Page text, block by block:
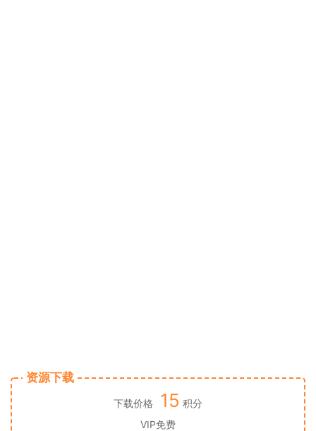
资源下载
下载价格 15 积分
VIP免费